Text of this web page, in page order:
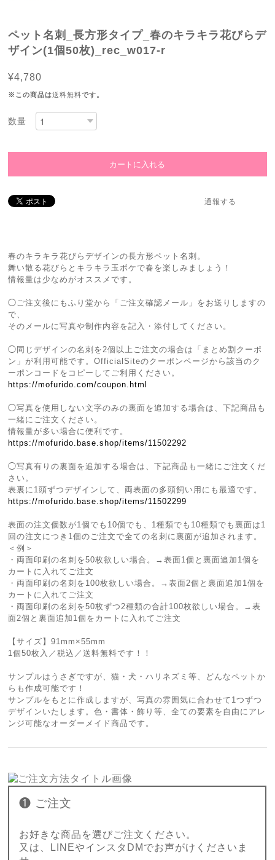
ペット名刺_長方形タイプ_春のキラキラ花びらデ
ザイン(1個50枚)_rec_w017-r
¥4,780
※この商品は送料無料です。
数量
通報する
春のキラキラ花びらデザインの長方形ペット名刺。
舞い散る花びらとキラキラ玉ボケで春を楽しみましょう！
情報量は少なめがオススメです。
◯ご注文後にもふり堂から「ご注文確認メール」をお送りしますの
で、
そのメールに写真や制作内容を記入・添付してください。
◯同じデザインの名刺を2個以上ご注文の場合は「まとめ割クーポ
ン」が利用可能です。OfficialSiteのクーポンページから該当のク
ーポンコードをコピーしてご利用ください。
https://mofurido.com/coupon.html
◯写真を使用しない文字のみの裏面を追加する場合は、下記商品も
一緒にご注文ください。
情報量が多い場合に便利です。
https://mofurido.base.shop/items/11502292
◯写真有りの裏面を追加する場合は、下記商品も一緒にご注文くだ
さい。
表裏に1頭ずつデザインして、両表面の多頭飼い用にも最適です。
https://mofurido.base.shop/items/11502299
表面の注文個数が1個でも10個でも、1種類でも10種類でも裏面は1
回の注文につき1個のご注文で全ての名刺に裏面が追加されます。
＜例＞
・両面印刷の名刺を50枚欲しい場合。→表面1個と裏面追加1個を
カートに入れてご注文
・両面印刷の名刺を100枚欲しい場合。→表面2個と裏面追加1個を
カートに入れてご注文
・両面印刷の名刺を50枚ずつ2種類の合計100枚欲しい場合。→表
面2個と裏面追加1個をカートに入れてご注文
【サイズ】91mm×55mm
1個50枚入／税込／送料無料です！！
サンプルはうさぎですが、猫・犬・ハリネズミ等、どんなペットか
らも作成可能です！
サンプルをもとに作成しますが、写真の雰囲気に合わせて1つずつ
デザインいたします。色・書体・飾り等、全ての要素を自由にアレ
ンジ可能なオーダーメイド商品です。
❶ ご注文
お好きな商品を選びご注文ください。
又は、LINEやインスタDMでお声がけくださいま